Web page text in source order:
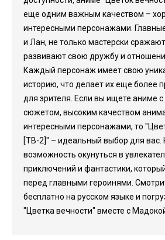
еще одним важным качеством –
интересными персонажами.
и Лан, не только мастерски
развивают свою дружбу и
Каждый персонаж имеет свою
историю, что делает их еще более
для зрителя. Если вы ищете аниме
сюжетом, высоким качеством
интересными персонажами, то
[ТВ-2]" – идеальный выбор для вас.
возможность окунуться в
приключений и фантастики,
перед главными героинями.
бесплатно на русском языке и
"Цветка вечности" вместе с